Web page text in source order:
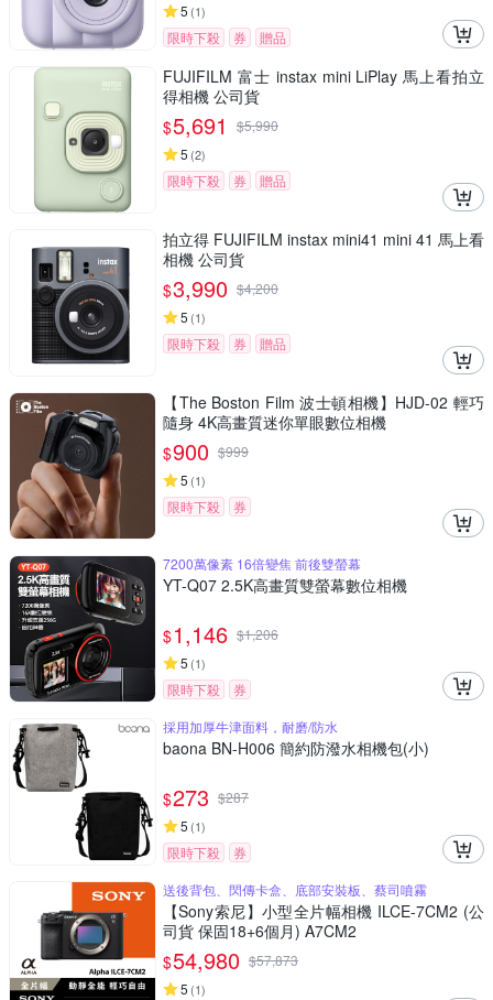
5 (1)
限時下殺 券 贈品
FUJIFILM 富士 instax mini LiPlay 馬上看拍立
得相機 公司貨
$5,691 $5,990
5 (2)
限時下殺 券 贈品
拍立得 FUJIFILM instax mini41 mini 41 馬上看
相機 公司貨
$3,990 $4,200
5 (1)
限時下殺 券 贈品
【The Boston Film 波士頓相機】HJD-02 輕巧
隨身 4K高畫質迷你單眼數位相機
$900 $999
5 (1)
限時下殺 券
7200萬像素 16倍變焦 前後雙螢幕
YT-Q07 2.5K高畫質雙螢幕數位相機
$1,146 $1,206
5 (1)
限時下殺
券
採用加厚牛津面料，耐磨/防水
baona BN-H006 簡約防潑水相機包(小)
$273 $287
5 (1)
限時下殺
券
送後背包、閃傳卡盒、底部安裝板、蔡司噴霧
【Sony索尼】小型全片幅相機 ILCE-7CM2 (公
司貨 保固18+6個月) A7CM2
$54,980 $57,873
5 (1)